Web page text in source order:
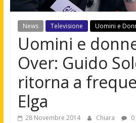
News Televisione Uomini e
Uomini e
Over: Guido
ritorna a
Elga
28 Novembre 2014 Chiara